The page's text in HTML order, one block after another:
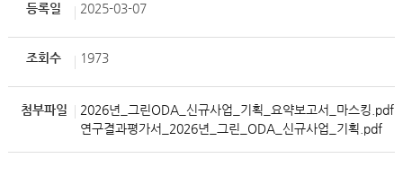
등록일 2025-03-07
조회수 1973
첨부파일
2026년_그린ODA_신규사업_기획_요약보고서_마스킹.pdf
연구결과평가서_2026년_그린_ODA_신규사업_기획.pdf